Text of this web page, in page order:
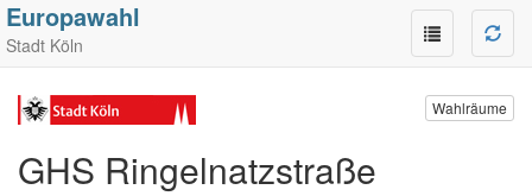
Europawahl
Stadt Köln
Wahlräume
GHS Ringelnatzstraße